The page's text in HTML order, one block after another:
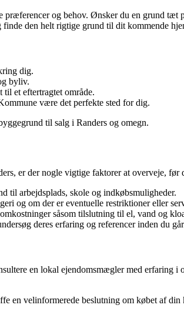
og behov. Ønsker du en grund
den helt rigtige grund til dit kommende
dig.
byliv.
et eftertragtet område.
være det perfekte sted for dig.
til salg i Randers og omegn.
er der nogle vigtige faktorer at overveje,
til arbejdsplads, skole og indkøbsmuligheder.
og om der er eventuelle restriktioner eller
såsom tilslutning til el, vand og
deres erfaring og referencer inden du
en lokal ejendomsmægler med erfaring
en velinformerede beslutning om købet af din